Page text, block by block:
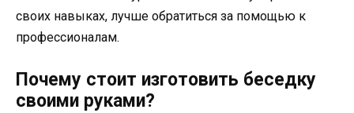
своих навыках, лучше обратиться за помощью к
профессионалам.
Почему стоит изготовить беседку
своими руками?